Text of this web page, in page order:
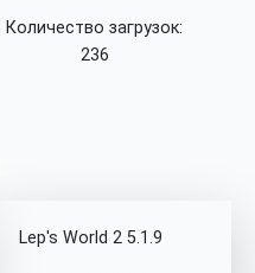
Количество загрузок:
236
Lep's World 2 5.1.9